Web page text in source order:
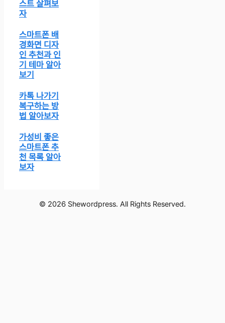
스트 살펴보
자
스마트폰 배
경화면 디자
인 추천과 인
기 테마 알아
보기
카톡 나가기
복구하는 방
법 알아보자
가성비 좋은
스마트폰 추
천 목록 알아
보자
© 2026 Shewordpress. All Rights Reserved.